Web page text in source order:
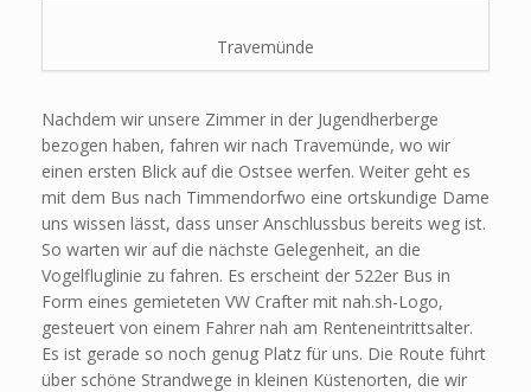
Travemünde
Nachdem wir unsere Zimmer in der Jugendherberge
bezogen haben, fahren wir nach Travemünde, wo wir
einen ersten Blick auf die Ostsee werfen. Weiter geht es
mit dem Bus nach Timmendorfwo eine ortskundige Dame
uns wissen lässt, dass unser Anschlussbus bereits weg ist.
So warten wir auf die nächste Gelegenheit, an die
Vogelfluglinie zu fahren. Es erscheint der 522er Bus in
Form eines gemieteten VW Crafter mit nah.sh-Logo,
gesteuert von einem Fahrer nah am Renteneintrittsalter.
Es ist gerade so noch genug Platz für uns. Die Route führt
über schöne Strandwege in kleinen Küstenorten, die wir